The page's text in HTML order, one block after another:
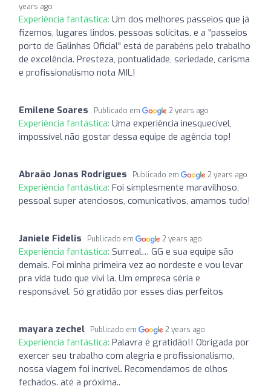
years ago
Experiência fantástica: Um dos melhores passeios que já
fizemos, lugares lindos, pessoas solícitas, e a "passeios
porto de Galinhas Oficial" está de parabéns pelo trabalho
de excelência. Presteza, pontualidade, seriedade, carisma
e profissionalismo nota MIL!
Emilene Soares Publicado em 2 years ago
Experiência fantástica: Uma experiência inesquecível,
impossível não gostar dessa equipe de agência top!
Abraão Jonas Rodrigues Publicado em 2 years ago
Experiência fantástica: Foi simplesmente maravilhoso,
pessoal super atenciosos, comunicativos, amamos tudo!
Janiele Fidelis Publicado em 2 years ago
Experiência fantástica: Surreal… GG e sua equipe são
demais. Foi minha primeira vez ao nordeste e vou levar
pra vida tudo que vivi la. Um empresa séria e
responsável. Só gratidão por esses dias perfeitos
mayara zechel Publicado em 2 years ago
Experiência fantástica: Palavra é gratidão!! Obrigada por
exercer seu trabalho com alegria e profissionalismo,
nossa viagem foi incrível. Recomendamos de olhos
fechados. até a próxima..